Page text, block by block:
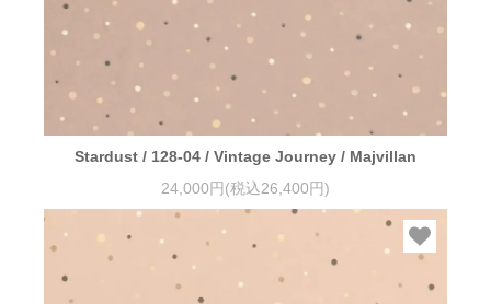
Stardust / 128-04 / Vintage Journey / Majvillan
24,000円(税込26,400円)